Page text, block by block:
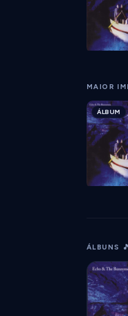
MAIOR
ÁLBUM
ÁLBUNS 🎵